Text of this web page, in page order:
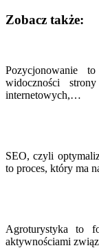
Zobacz także:
Pozycjonowanie
widoczności
internetowych,…
SEO, czyli
to proces, który ma
Agroturystyka to
aktywnościami
wpisu